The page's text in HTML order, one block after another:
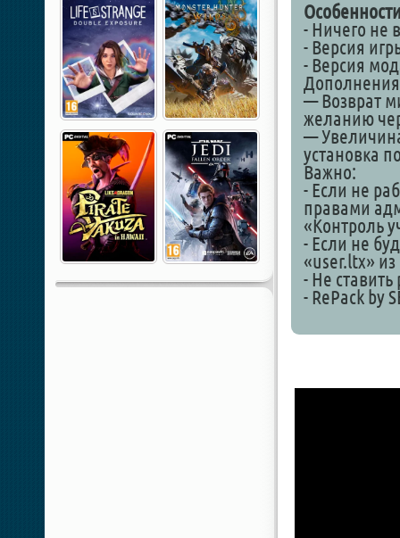
- Ничего не
- Версия
- Версия
— Возврат
желанию
— Увеличина
установка
Важно:
- Если не
правами
«Контроль
- Если не
«user.ltx»
- Не
- RePack by